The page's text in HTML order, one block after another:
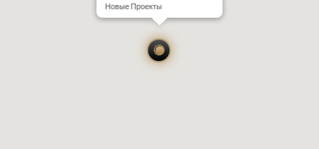
Новые Проекты